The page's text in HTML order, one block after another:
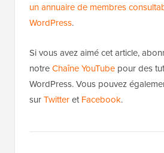
un annuaire de membres
WordPress.
Si vous avez aimé cet article,
notreChaîne YouTube pour des
WordPress. Vous pouvez
surTwitteretFacebook.